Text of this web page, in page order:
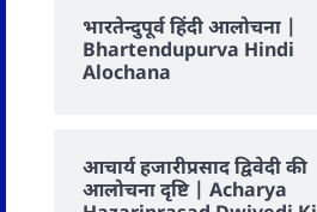
भारतेन्दुपूर्व हिंदी आलोचना |
Bhartendupurva Hindi
Alochana
आचार्य हजारीप्रसाद द्विवेदी की
आलोचना दृष्टि | Acharya